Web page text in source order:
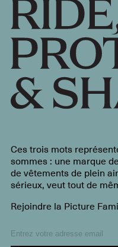
Ces trois mots
sommes : une marque
de vêtements de plein
sérieux, veut tout de
Rejoindre la Picture